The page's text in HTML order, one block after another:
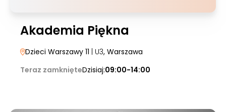
Akademia Piękna
Dzieci Warszawy 11 | U3, Warszawa
Teraz zamknięteDzisiaj:09:00-14:00